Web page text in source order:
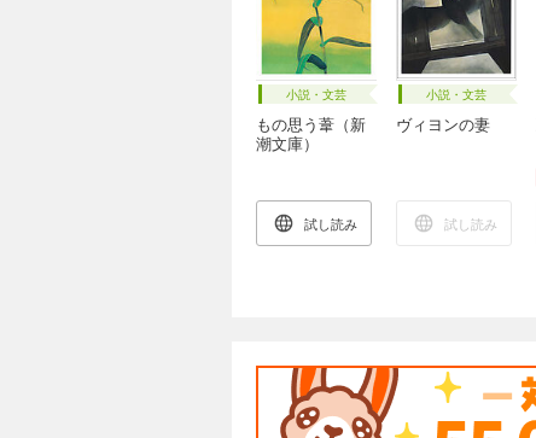
小説・文芸
もの思う葦（新
潮文庫）
試し読み
小説・文芸
ヴィヨンの妻
試し読み